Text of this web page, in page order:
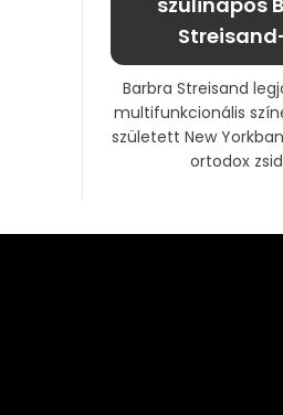
Barbra Streisand
multifunkcionális
született New
ortodox